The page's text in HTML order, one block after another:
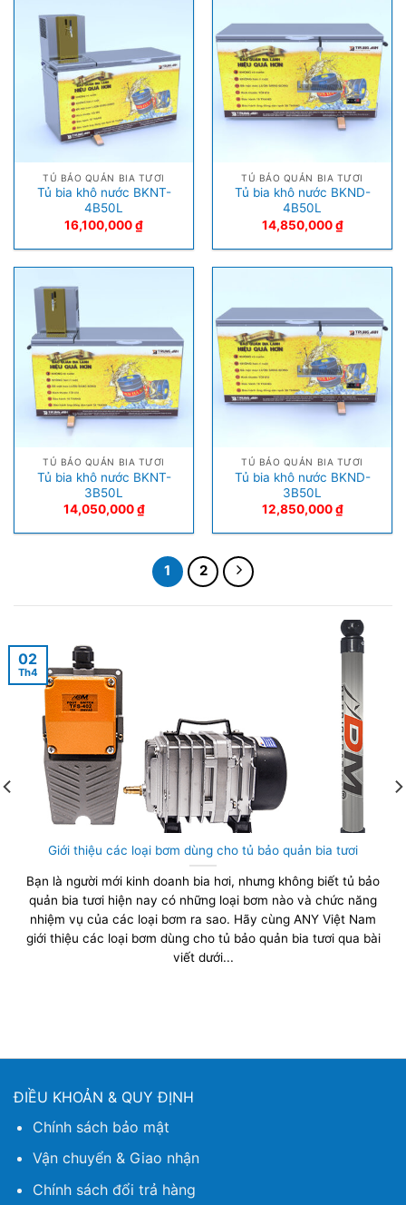
TỦ BẢO QUẢN BIA TƯƠI
Tủ bia khô nước BKNT-
4B50L
16,100,000₫
TỦ BẢO QUẢN BIA TƯƠI
Tủ bia khô nước BKND-
4B50L
14,850,000₫
TỦ BẢO QUẢN BIA TƯƠI
Tủ bia khô nước BKNT-
3B50L
14,050,000₫
TỦ BẢO QUẢN BIA TƯƠI
Tủ bia khô nước BKND-
3B50L
12,850,000₫
1 2
Giới thiệu các loại bơm dùng cho tủ bảo quản bia tươi
Bạn là người mới kinh doanh bia hơi, nhưng không biết tủ bảo
quản bia tươi hiện nay có những loại bơm nào và chức năng
nhiệm vụ của các loại bơm ra sao. Hãy cùng ANY Việt Nam
giới thiệu các loại bơm dùng cho tủ bảo quản bia tươi qua bài
viết dưới...
02
Th4
ĐIỀU KHOẢN & QUY ĐỊNH
Chính sách bảo mật
Vận chuyển & Giao nhận
Chính sách đổi trả hàng